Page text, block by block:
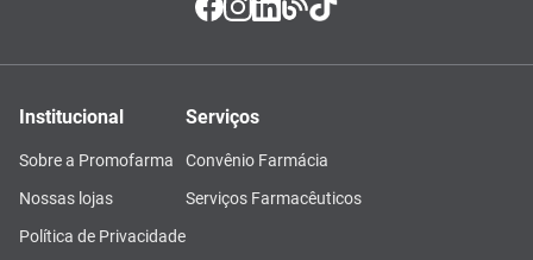
Institucional
Sobre a Promofarma
Nossas lojas
Política de Privacidade
Serviços
Convênio Farmácia
Serviços Farmacêuticos